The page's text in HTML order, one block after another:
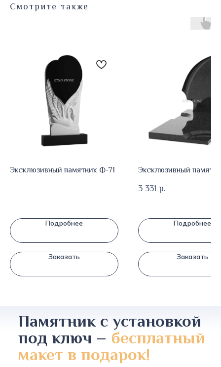
Смотрите также
Эксклюзивный памятник Ф-71
Подробнее
Заказать
Эксклюзивный
3 331 р.
Подробнее
Заказать
Памятник с установкой
под ключ – бесплатный
макет в подарок!